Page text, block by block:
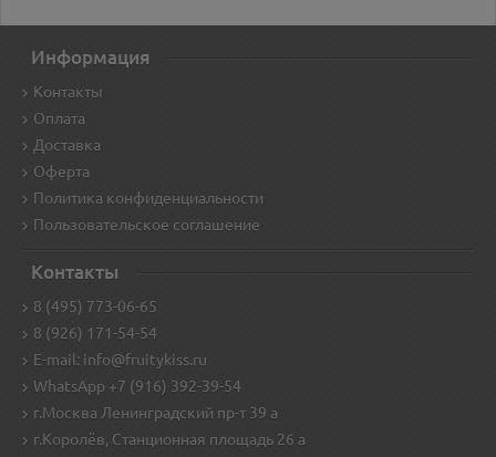
Информация
Контакты
Оплата
Доставка
Оферта
Политика конфиденциальности
Пользовательское соглашение
Контакты
8 (495) 773-06-65
8 (926) 171-54-54
E-mail: info@fruitykiss.ru
WhatsApp +7 (916) 392-39-54
г.Москва Ленинградский пр-т 39 а
г.Королёв, Станционная площадь 26 а